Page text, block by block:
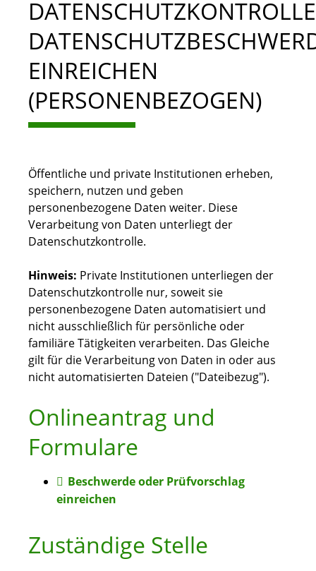
EINREICHEN
(PERSONENBEZOGEN)
Öffentliche und private Institutionen erheben,
speichern, nutzen und geben
personenbezogene Daten weiter. Diese
Verarbeitung von Daten unterliegt der
Datenschutzkontrolle.
Hinweis: Private Institutionen unterliegen der
Datenschutzkontrolle nur, soweit sie
personenbezogene Daten automatisiert und
nicht ausschließlich für persönliche oder
familiäre Tätigkeiten verarbeiten. Das Gleiche
gilt für die Verarbeitung von Daten in oder aus
nicht automatisierten Dateien ("Dateibezug").
Onlineantrag und
Formulare
Beschwerde oder Prüfvorschlag
einreichen
Zuständige Stelle